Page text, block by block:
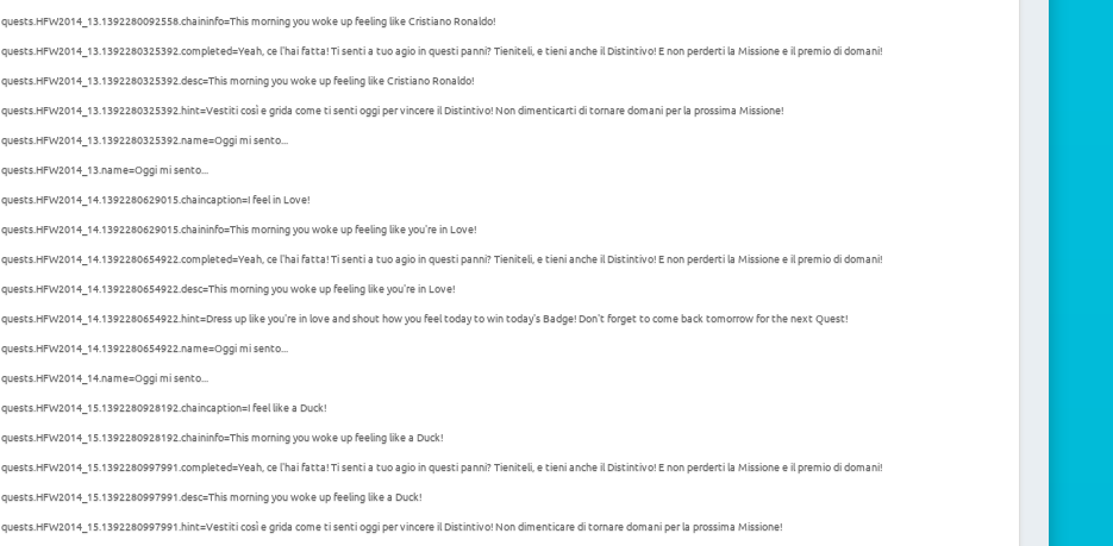
quests.HFW2014_13.1392280092558.chaininfo=This morning you woke up feeling like Cristiano Ronaldo!
quests.HFW2014_13.1392280325392.completed=Yeah, ce l'hai fatta! Ti senti a tuo agio in questi panni? Tieniteli, e tieni anche il Distintivo! E non perderti la Missione e il premio di domani!
quests.HFW2014_13.1392280325392.desc=This morning you woke up feeling like Cristiano Ronaldo!
quests.HFW2014_13.1392280325392.hint=Vestiti così e grida come ti senti oggi per vincere il Distintivo! Non dimenticarti di tornare domani per la prossima Missione!
quests.HFW2014_13.1392280325392.name=Oggi mi sento...
quests.HFW2014_13.name=Oggi mi sento...
quests.HFW2014_14.1392280629015.chaincaption=I feel in Love!
quests.HFW2014_14.1392280629015.chaininfo=This morning you woke up feeling like you're in Love!
quests.HFW2014_14.1392280654922.completed=Yeah, ce l'hai fatta! Ti senti a tuo agio in questi panni? Tieniteli, e tieni anche il Distintivo! E non perderti la Missione e il premio di domani!
quests.HFW2014_14.1392280654922.desc=This morning you woke up feeling like you're in Love!
quests.HFW2014_14.1392280654922.hint=Dress up like you're in love and shout how you feel today to win today's Badge! Don't forget to come back tomorrow for the next Quest!
quests.HFW2014_14.1392280654922.name=Oggi mi sento...
quests.HFW2014_14.name=Oggi mi sento...
quests.HFW2014_15.1392280928192.chaincaption=I feel like a Duck!
quests.HFW2014_15.1392280928192.chaininfo=This morning you woke up feeling like a Duck!
quests.HFW2014_15.1392280997991.completed=Yeah, ce l'hai fatta! Ti senti a tuo agio in questi panni? Tieniteli, e tieni anche il Distintivo! E non perderti la Missione e il premio di domani!
quests.HFW2014_15.1392280997991.desc=This morning you woke up feeling like a Duck!
quests.HFW2014_15.1392280997991.hint=Vestiti così e grida come ti senti oggi per vincere il Distintivo! Non dimenticare di tornare domani per la prossima Missione!